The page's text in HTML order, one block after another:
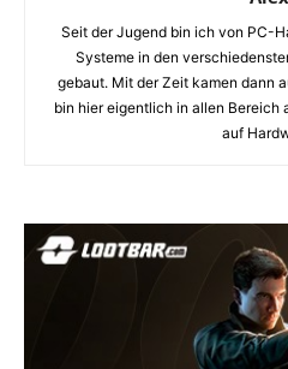
Seit der Jugend bin ich von PC-
Systeme in den
gebaut. Mit der Zeit kamen dann
bin hier eigentlich in allen
auf